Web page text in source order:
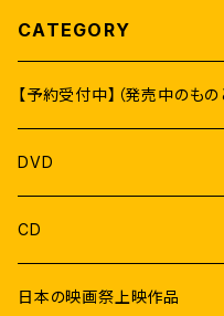
CATEGORY
【予約受付中】（発売中のも
DVD
CD
日本の映画祭上映作品